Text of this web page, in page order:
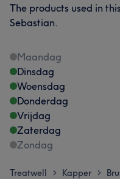
The products used in
Sebastian.
Maandag
Dinsdag
Woensdag
Donderdag
Vrijdag
Zaterdag
Zondag
Treatwell > Kapper >